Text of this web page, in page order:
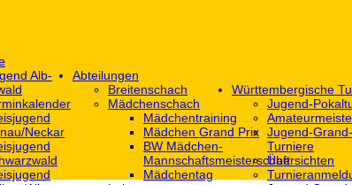
Alb-
Neckar
Abteilungen
Breitenschach
Mädchenschach
Mädchentraining
Mädchen Grand Prix
BW Mädchen-
Mannschaftsmeisterschaft
Mädchentag
Württembergische
Jugend-
Jugend-
Turniere
Übersichten